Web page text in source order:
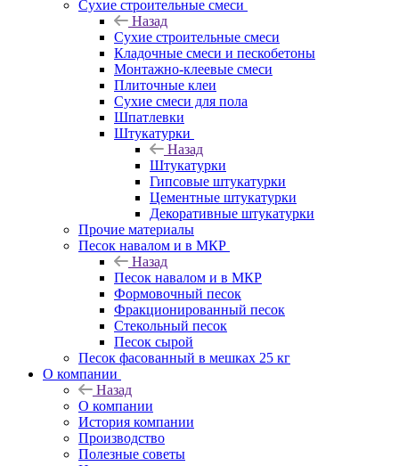
Сухие строительные смеси
Назад
Сухие строительные смеси
Кладочные смеси и пескобетоны
Монтажно-клеевые смеси
Плиточные клеи
Сухие смеси для пола
Шпатлевки
Штукатурки
Назад
Штукатурки
Гипсовые штукатурки
Цементные штукатурки
Декоративные штукатурки
Прочие материалы
Песок навалом и в МКР
Назад
Песок навалом и в МКР
Формовочный песок
Фракционированный песок
Стекольный песок
Песок сырой
Песок фасованный в мешках 25 кг
О компании
Назад
О компании
История компании
Производство
Полезные советы